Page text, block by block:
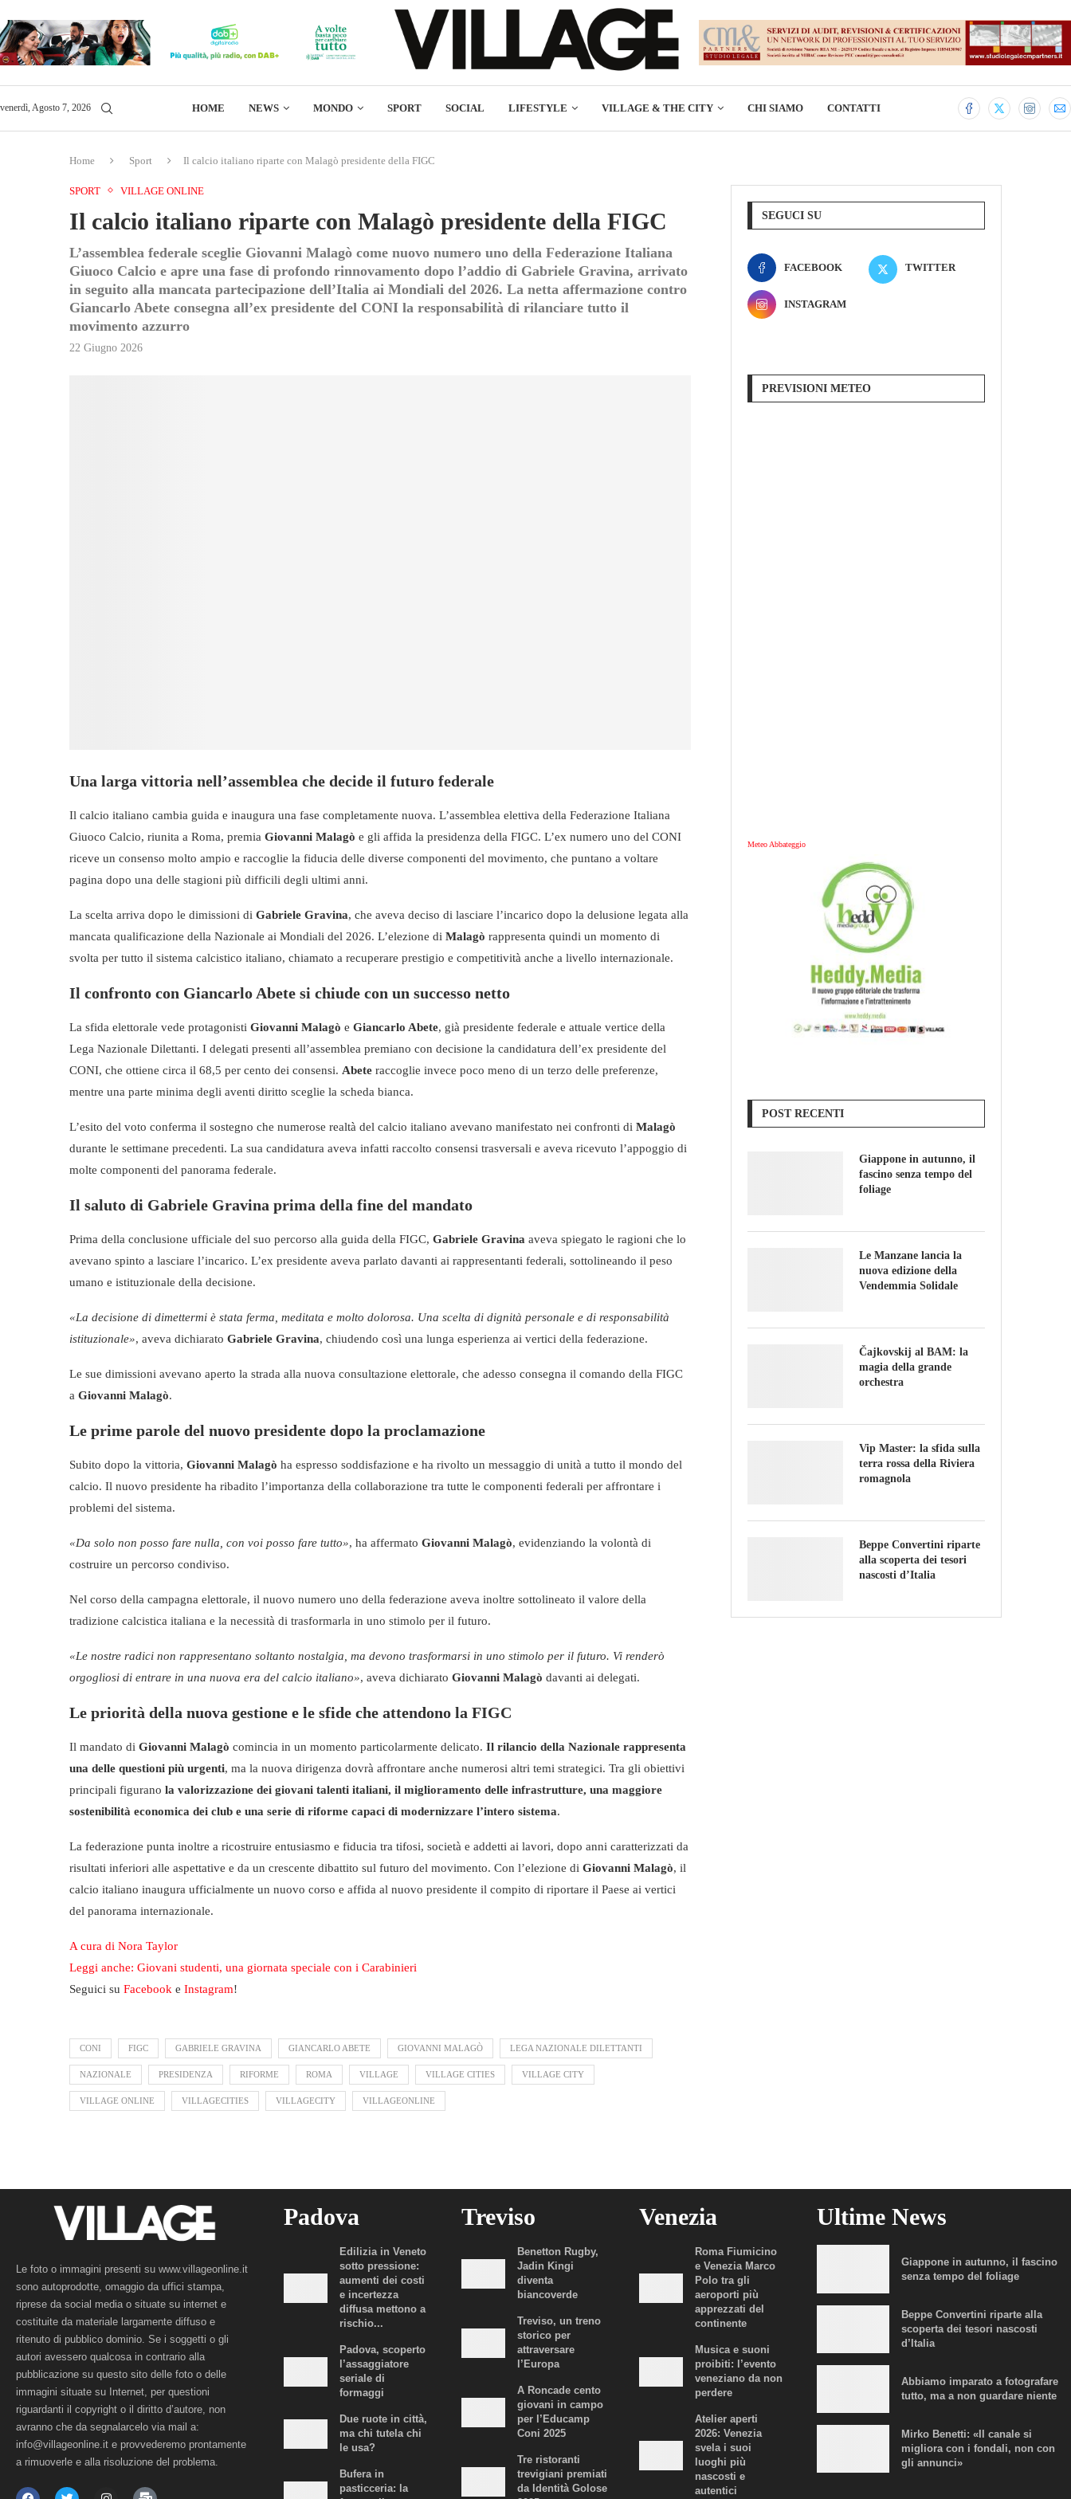
venerdì, Agosto 7, 2026 HOME NEWS MONDO SPORT SOCIAL LIFESTYLE VILLAGE & THE CITY CHI SIAMO CONTATTI
Home Sport Il calcio italiano riparte con Malagò presidente della FIGC
SPORT VILLAGE ONLINE
Il calcio italiano riparte con Malagò presidente della FIGC
L’assemblea federale sceglie Giovanni Malagò come nuovo numero uno della Federazione Italiana
Giuoco Calcio e apre una fase di profondo rinnovamento dopo l’addio di Gabriele Gravina, arrivato
in seguito alla mancata partecipazione dell’Italia ai Mondiali del 2026. La netta affermazione contro
Giancarlo Abete consegna all’ex presidente del CONI la responsabilità di rilanciare tutto il
movimento azzurro
22 Giugno 2026
Una larga vittoria nell’assemblea che decide il futuro federale
Il calcio italiano cambia guida e inaugura una fase completamente nuova. L’assemblea elettiva della Federazione Italiana
Giuoco Calcio, riunita a Roma, premia Giovanni Malagò e gli affida la presidenza della FIGC. L’ex numero uno del CONI
riceve un consenso molto ampio e raccoglie la fiducia delle diverse componenti del movimento, che puntano a voltare
pagina dopo una delle stagioni più difficili degli ultimi anni.
La scelta arriva dopo le dimissioni di Gabriele Gravina, che aveva deciso di lasciare l’incarico dopo la delusione legata alla
mancata qualificazione della Nazionale ai Mondiali del 2026. L’elezione di Malagò rappresenta quindi un momento di
svolta per tutto il sistema calcistico italiano, chiamato a recuperare prestigio e competitività anche a livello internazionale.
Il confronto con Giancarlo Abete si chiude con un successo netto
La sfida elettorale vede protagonisti Giovanni Malagò e Giancarlo Abete, già presidente federale e attuale vertice della
Lega Nazionale Dilettanti. I delegati presenti all’assemblea premiano con decisione la candidatura dell’ex presidente del
CONI, che ottiene circa il 68,5 per cento dei consensi. Abete raccoglie invece poco meno di un terzo delle preferenze,
mentre una parte minima degli aventi diritto sceglie la scheda bianca.
L’esito del voto conferma il sostegno che numerose realtà del calcio italiano avevano manifestato nei confronti di Malagò
durante le settimane precedenti. La sua candidatura aveva infatti raccolto consensi trasversali e aveva ricevuto l’appoggio di
molte componenti del panorama federale.
Il saluto di Gabriele Gravina prima della fine del mandato
Prima della conclusione ufficiale del suo percorso alla guida della FIGC, Gabriele Gravina aveva spiegato le ragioni che lo
avevano spinto a lasciare l’incarico. L’ex presidente aveva parlato davanti ai rappresentanti federali, sottolineando il peso
umano e istituzionale della decisione.
«La decisione di dimettermi è stata ferma, meditata e molto dolorosa. Una scelta di dignità personale e di responsabilità
istituzionale», aveva dichiarato Gabriele Gravina, chiudendo così una lunga esperienza ai vertici della federazione.
Le sue dimissioni avevano aperto la strada alla nuova consultazione elettorale, che adesso consegna il comando della FIGC
a Giovanni Malagò.
Le prime parole del nuovo presidente dopo la proclamazione
Subito dopo la vittoria, Giovanni Malagò ha espresso soddisfazione e ha rivolto un messaggio di unità a tutto il mondo del
calcio. Il nuovo presidente ha ribadito l’importanza della collaborazione tra tutte le componenti federali per affrontare i
problemi del sistema.
«Da solo non posso fare nulla, con voi posso fare tutto», ha affermato Giovanni Malagò, evidenziando la volontà di
costruire un percorso condiviso.
Nel corso della campagna elettorale, il nuovo numero uno della federazione aveva inoltre sottolineato il valore della
tradizione calcistica italiana e la necessità di trasformarla in uno stimolo per il futuro.
«Le nostre radici non rappresentano soltanto nostalgia, ma devono trasformarsi in uno stimolo per il futuro. Vi renderò
orgogliosi di entrare in una nuova era del calcio italiano», aveva dichiarato Giovanni Malagò davanti ai delegati.
Le priorità della nuova gestione e le sfide che attendono la FIGC
Il mandato di Giovanni Malagò comincia in un momento particolarmente delicato. Il rilancio della Nazionale rappresenta
una delle questioni più urgenti, ma la nuova dirigenza dovrà affrontare anche numerosi altri temi strategici. Tra gli obiettivi
principali figurano la valorizzazione dei giovani talenti italiani, il miglioramento delle infrastrutture, una maggiore
sostenibilità economica dei club e una serie di riforme capaci di modernizzare l’intero sistema.
La federazione punta inoltre a ricostruire entusiasmo e fiducia tra tifosi, società e addetti ai lavori, dopo anni caratterizzati da
risultati inferiori alle aspettative e da un crescente dibattito sul futuro del movimento. Con l’elezione di Giovanni Malagò, il
calcio italiano inaugura ufficialmente un nuovo corso e affida al nuovo presidente il compito di riportare il Paese ai vertici
del panorama internazionale.
A cura di Nora Taylor
Leggi anche: Giovani studenti, una giornata speciale con i Carabinieri
Seguici su Facebook e Instagram!
CONI FIGC GABRIELE GRAVINA GIANCARLO ABETE GIOVANNI MALAGÒ LEGA NAZIONALE DILETTANTI
NAZIONALE PRESIDENZA RIFORME ROMA VILLAGE VILLAGE CITIES VILLAGE CITY
VILLAGE ONLINE VILLAGECITIES VILLAGECITY VILLAGEONLINE
SEGUCI SU
FACEBOOK TWITTER
INSTAGRAM
PREVISIONI METEO
Meteo Abbateggio
POST RECENTI
Giappone in autunno, il
fascino senza tempo del
foliage
Le Manzane lancia la
nuova edizione della
Vendemmia Solidale
Čajkovskij al BAM: la
magia della grande
orchestra
Vip Master: la sfida sulla
terra rossa della Riviera
romagnola
Beppe Convertini riparte
alla scoperta dei tesori
nascosti d’Italia
Le foto o immagini presenti su www.villageonline.it
sono autoprodotte, omaggio da uffici stampa,
riprese da social media o situate su internet e
costituite da materiale largamente diffuso e
ritenuto di pubblico dominio. Se i soggetti o gli
autori avessero qualcosa in contrario alla
pubblicazione su questo sito delle foto o delle
immagini situate su Internet, per questioni
riguardanti il copyright o il diritto d’autore, non
avranno che da segnalarcelo via mail a:
info@villageonline.it e provvederemo prontamente
a rimuoverle e alla risoluzione del problema.
Padova
Edilizia in Veneto
sotto pressione:
aumenti dei costi
e incertezza
diffusa mettono a
rischio...
Padova, scoperto
l’assaggiatore
seriale di
formaggi
Due ruote in città,
ma chi tutela chi
le usa?
Bufera in
pasticceria: la
Treviso
Benetton Rugby,
Jadin Kingi
diventa
biancoverde
Treviso, un treno
storico per
attraversare
l’Europa
A Roncade cento
giovani in campo
per l’Educamp
Coni 2025
Tre ristoranti
trevigiani premiati
da Identità Golose
Venezia
Roma Fiumicino
e Venezia Marco
Polo tra gli
aeroporti più
apprezzati del
continente
Musica e suoni
proibiti: l’evento
veneziano da non
perdere
Atelier aperti
2026: Venezia
svela i suoi
luoghi più
nascosti e
autentici
Ultime News
Giappone in autunno, il fascino
senza tempo del foliage
Beppe Convertini riparte alla
scoperta dei tesori nascosti
d’Italia
Abbiamo imparato a fotografare
tutto, ma a non guardare niente
Mirko Benetti: «Il canale si
migliora con i fondali, non con
gli annunci»